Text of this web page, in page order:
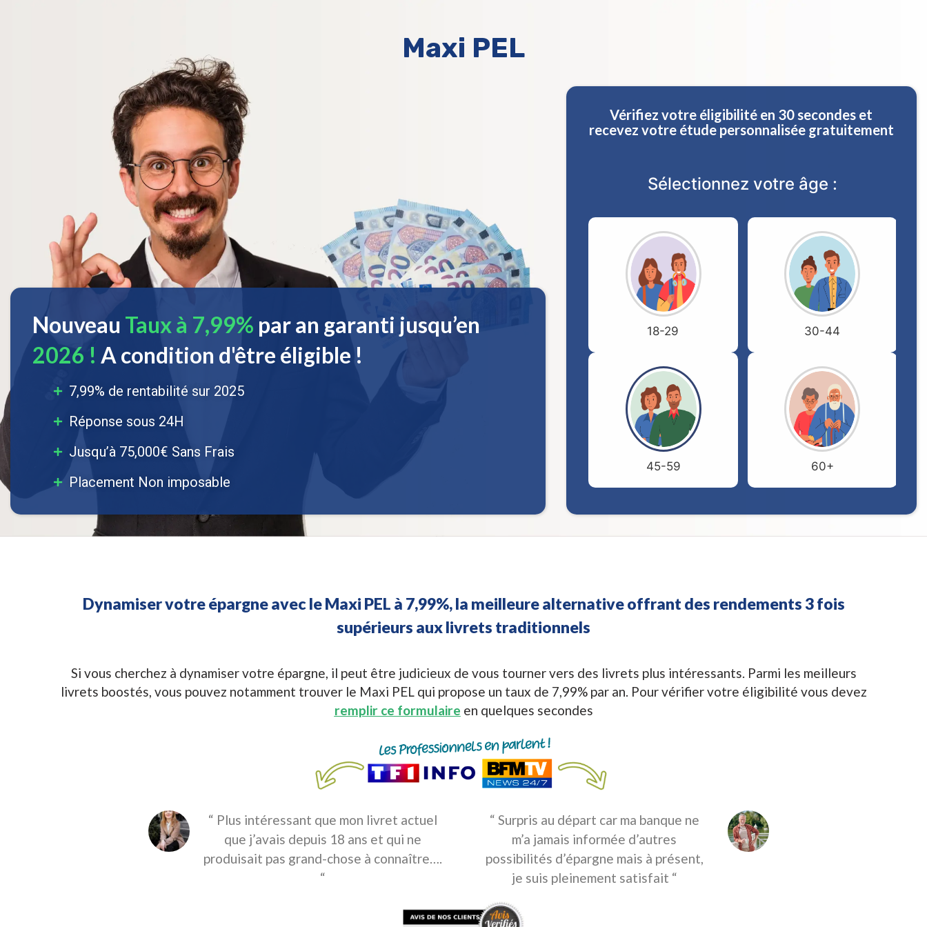
Maxi PEL
Nouveau Taux à 7,99% par an garanti jusqu’en
2026 ! A condition d'être éligible !
7,99% de rentabilité sur 2025
Réponse sous 24H
Jusqu’à 75,000€ Sans Frais
Placement Non imposable
Vérifiez votre éligibilité en 30 secondes et
recevez votre étude personnalisée gratuitement
Sélectionnez votre âge :
18-29 30-44
45-59 60+
Dynamiser votre épargne avec le Maxi PEL à 7,99%, la meilleure alternative offrant des rendements 3 fois
supérieurs aux livrets traditionnels
Si vous cherchez à dynamiser votre épargne, il peut être judicieux de vous tourner vers des livrets plus intéressants. Parmi les meilleurs
livrets boostés, vous pouvez notamment trouver le Maxi PEL qui propose un taux de 7,99% par an. Pour vérifiervotre éligibilité vous devez
remplir ce formulaire en quelques secondes
“ Plus intéressant que mon livret actuel
que j’avais depuis 18 ans et qui ne
produisait pas grand-chose à connaître….
“
“ Surpris au départ car ma banque ne
m’a jamais informée d’autres
possibilités d’épargne mais à présent,
je suis pleinement satisfait “